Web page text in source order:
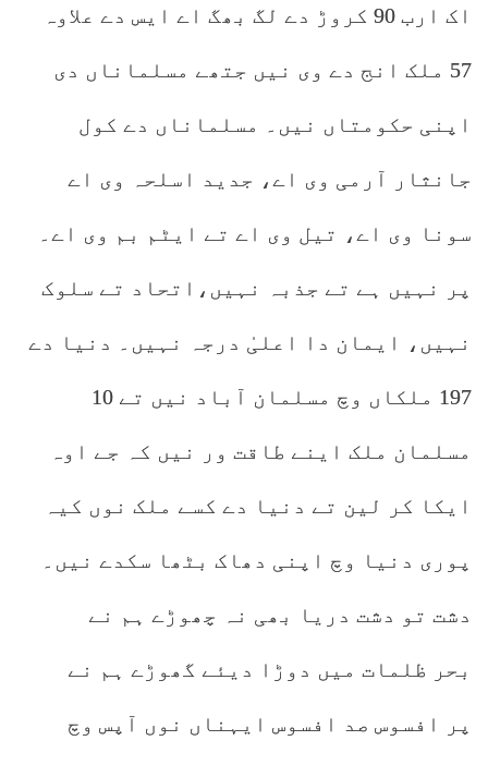
اک ارب 90 کروڑ دے لگ بھگ اے ایس دے علاوہ
57 ملک انج دے وی نیں جتھے مسلماناں دی
اپنی حکومتاں نیں۔ مسلماناں دے کول
جانثار آرمی وی اے، جدید اسلحہ وی اے
سونا وی اے، تیل وی اے تے ایٹم بم وی اے۔
پر نہیں ہے تے جذبہ نہیں،اتحاد تے سلوک
نہیں، ایمان دا اعلیٰ درجہ نہیں۔ دنیا دے
197 ملکاں وچ مسلمان آباد نیں تے 10
مسلمان ملک اینے طاقت ور نیں کہ جے اوہ
ایکا کر لین تے دنیا دے کسے ملک نوں کیہ
پوری دنیا وچ اپنی دھاک بٹھا سکدے نیں۔
دشت تو دشت دریا بھی نہ چھوڑے ہم نے
بحر ظلمات میں دوڑا دیئے گھوڑے ہم نے
پر افسوس صد افسوس ایہناں نوں آپس وچ